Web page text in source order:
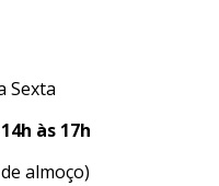
Sexta
às 17h
almoço)